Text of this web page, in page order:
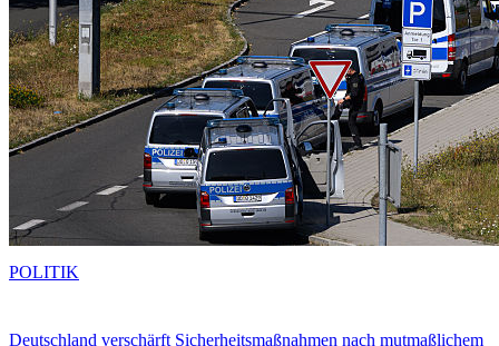
Deutschland verschärft Sicherheitsmaßnahmen nach mutmaßlichem
POLITIK